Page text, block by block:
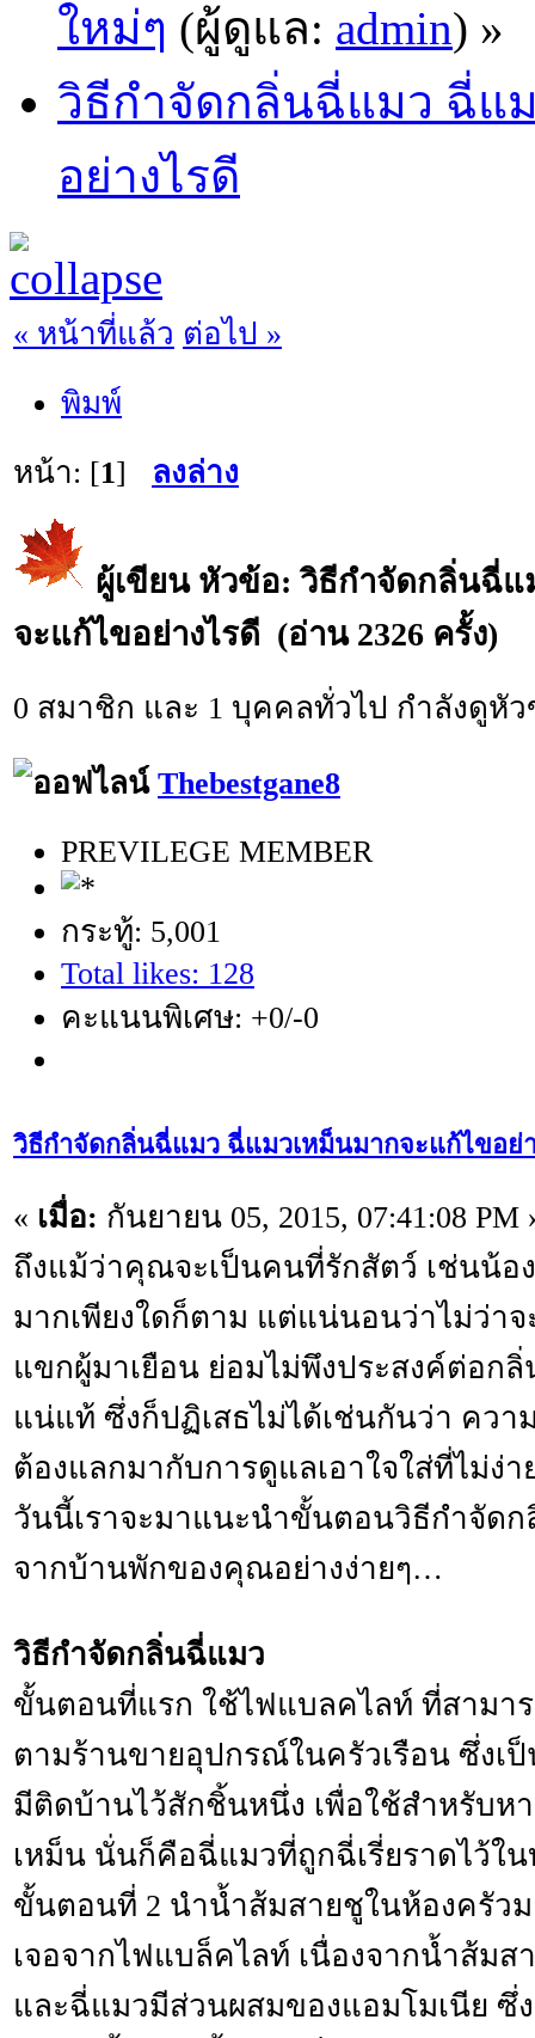
ใหม่ๆ (ผู้ดูแล: admin) »
วิธีกำจัดกลิ่นฉี่แมว ฉี่แ
อย่างไรดี
« หน้าที่แล้ว ต่อไป »
พิมพ์
หน้า: [1] ลงล่าง
ผู้เขียนหัวข้อ: วิธีกำจัดกลิ่นฉี่แ
จะแก้ไขอย่างไรดี (อ่าน 2326 ครั้ง)
0 สมาชิก และ 1 บุคคลทั่วไป กำลังดูหั
Thebestgane8
PREVILEGE MEMBER
กระทู้: 5,001
Total likes: 128
คะแนนพิเศษ: +0/-0
วิธีกำจัดกลิ่นฉี่แมว ฉี่แมวเหม็นมากจะแก้ไขอย่
« เมื่อ: กันยายน 05, 2015, 07:41:08 PM
ถึงแม้ว่าคุณจะเป็นคนที่รักสัตว์ เช่นน้อ
มากเพียงใดก็ตาม แต่แน่นอนว่าไม่ว่า
แขกผู้มาเยือน ย่อมไม่พึงประสงค์ต่อก
แน่แท้ ซึ่งก็ปฏิเสธไม่ได้เช่นกันว่า คว
ต้องแลกมากับการดูแลเอาใจใส่ที่ไม่ง่า
วันนี้เราจะมาแนะนำขั้นตอนวิธีกำจัด
จากบ้านพักของคุณอย่างง่ายๆ…
วิธีกำจัดกลิ่นฉี่แมว
ขั้นตอนที่แรก ใช้ไฟแบลคไลท์ ที่สามา
ตามร้านขายอุปกรณ์ในครัวเรือน ซึ่งเ
มีติดบ้านไว้สักชิ้นหนึ่ง เพื่อใช้สำหรับห
เหม็น นั่นก็คือฉี่แมวที่ถูกฉี่เรี่ยราดไว้ใน
ขั้นตอนที่ 2 นำน้ำส้มสายชูในห้องครัว
เจอจากไฟแบล็คไลท์ เนื่องจากน้ำส้ม
และฉี่แมวมีส่วนผสมของแอมโมเนีย ซึ่